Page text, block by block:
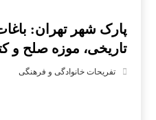
پارک شهر تهران:
تاریخی، موزه صلح و
تفریحات خانوادگی و فرهنگی